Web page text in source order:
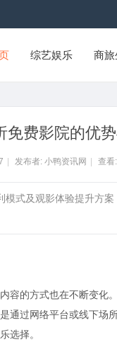
综艺娱乐 商
免费影院的优
发布者: 小鸭资讯网 查
模式及观影体验提升方
容的方式也在不断变
通过网络平台或线下
选择。